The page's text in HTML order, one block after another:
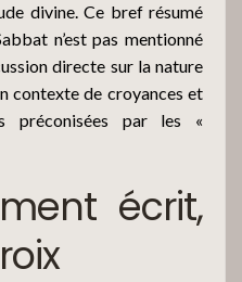
divine. Ce bref résumé
n’est pas mentionné
directe sur la nature
contexte de croyances et
préconisées par les «
écrit,